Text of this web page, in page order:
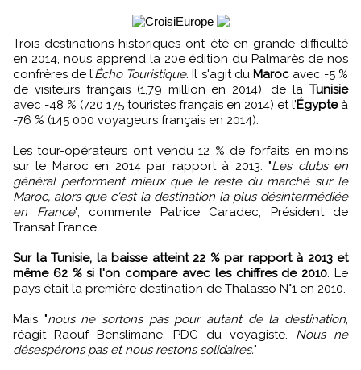
Trois destinations historiques ont été en grande difficulté
en 2014, nous apprend la 20e édition du Palmarès de nos
confrères de l’Écho Touristique. Il s'agit du Marocavec -5 %
de visiteurs français (1,79 million en 2014), de la Tunisie
avec -48 % (720 175 touristes français en 2014) et l’Égypteà
-76 % (145 000 voyageurs français en 2014).
Les tour-opérateurs ont vendu 12 % de forfaits en moins
sur le Maroc en 2014 par rapport à 2013. "Les clubs en
général performent mieux que le reste du marché sur le
Maroc, alors que c'est la destination la plus désintermédiée
en France", commente Patrice Caradec, Président de
Transat France.
Sur la Tunisie, la baisse atteint 22 % par rapport à 2013 et
même 62 % si l'on compare avec les chiffres de 2010. Le
pays était la première destination de Thalasso N°1 en 2010.
Mais "nous ne sortons pas pour autant de la destination,
réagit Raouf Benslimane, PDG du voyagiste. Nous ne
désespérons pas et nous restons solidaires."